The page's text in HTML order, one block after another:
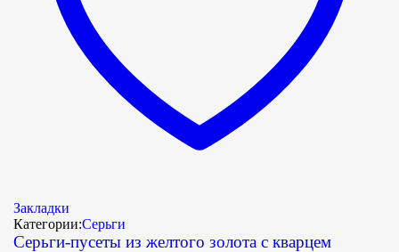
Закладки
Категории:Серьги
Серьги-пусеты из желтого золота с кварцем